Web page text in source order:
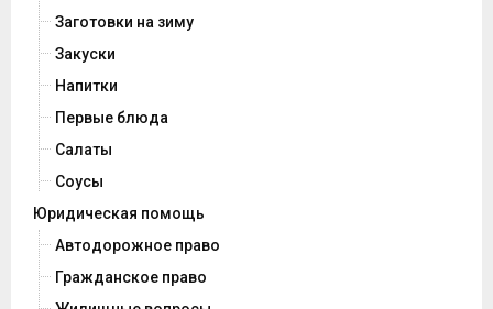
Заготовки на зиму
Закуски
Напитки
Первые блюда
Салаты
Соусы
Юридическая помощь
Автодорожное право
Гражданское право